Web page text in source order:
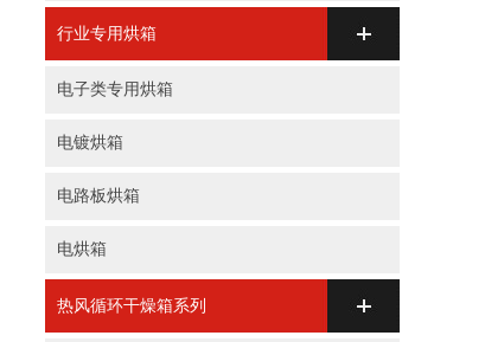
行业专用烘箱
电子类专用烘箱
电镀烘箱
电路板烘箱
电烘箱
热风循环干燥箱系列